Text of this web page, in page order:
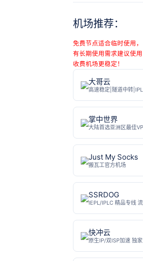
机场推荐：
免费节点适合临时使用，
有长期使用需求建议使用
收费机场更稳定！
大哥云
掌中世界
Just My Socks
SSRDOG
快冲云